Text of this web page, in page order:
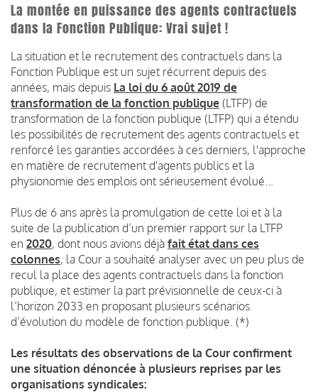
La montée en puissance des agents contractuels
dans la Fonction Publique: Vrai sujet !
La situation et le recrutement des contractuels dans la
Fonction Publique est un sujet récurrent depuis des
années, mais depuis La loi du 6 août 2019 de
transformation de la fonction publique (LTFP) de
transformation de la fonction publique (LTFP) qui a étendu
les possibilités de recrutement des agents contractuels et
renforcé les garanties accordées à ces derniers, l'approche
en matière de recrutement d'agents publics et la
physionomie des emplois ont sérieusement évolué...
Plus de 6 ans après la promulgation de cette loi et à la
suite de la publication d’un premier rapport sur la LTFP
en 2020, dont nous avions déjà fait état dans ces
colonnes, la Cour a souhaité analyser avec un peu plus de
recul la place des agents contractuels dans la fonction
publique, et estimer la part prévisionnelle de ceux-ci à
l’horizon 2033 en proposant plusieurs scénarios
d’évolution du modèle de fonction publique. (*)
Les résultats des observations de la Cour confirment
une situation dénoncée à plusieurs reprises par les
organisations syndicales: